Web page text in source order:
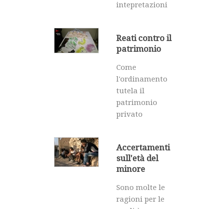
intepretazioni
Reati contro il
patrimonio
Come
l'ordinamento
tutela il
patrimonio
privato
Accertamenti
sull'età del
minore
Sono molte le
ragioni per le